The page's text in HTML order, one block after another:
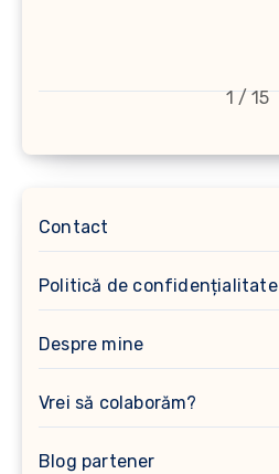
1 / 15
Contact
Politică de confidențialitate
Despre mine
Vrei să colaborăm?
Blog partener